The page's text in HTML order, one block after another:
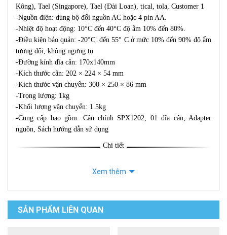
Kông), Tael (Singapore), Tael (Đài Loan), tical, tola, Customer 1
-Nguồn điện: dùng bộ đổi nguồn AC hoặc 4 pin AA.
-Nhiệt độ hoạt động: 10°C đến 40°C độ ẩm 10% đến 80%.
-Điều kiện bảo quản: -20°C đến 55° C ở mức 10% đến 90% độ ẩm
tương đối, không ngưng tụ
-Đường kính đĩa cân: 170x140mm
-Kích thước cân: 202 × 224 × 54 mm
-Kích thước vận chuyển: 300 × 250 × 86 mm
-Trọng lượng: 1kg
-Khối lượng vận chuyển: 1.5kg
-Cung cấp bao gồm: Cân chính SPX1202, 01 đĩa cân, Adapter
nguồn, Sách hướng dẫn sử dụng
Chi tiết
Xem thêm
SẢN PHẨM LIÊN QUAN